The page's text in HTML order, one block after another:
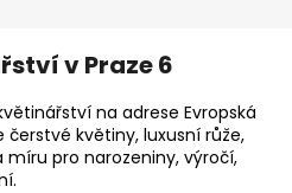
v Praze 6
na adrese Evropská
čerstvé květiny, luxusní růže,
pro narozeniny, výročí,